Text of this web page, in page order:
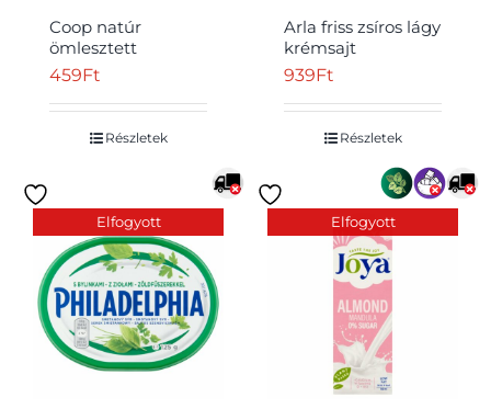
Átvétel
Coop natúr
ömlesztett
sajtszeletek 5 db
459Ft
Részletek
Arla friss zsíros lágy
krémsajt
fűszerekkel 200 g
939Ft
Részletek
Elfogyott Elfogyott